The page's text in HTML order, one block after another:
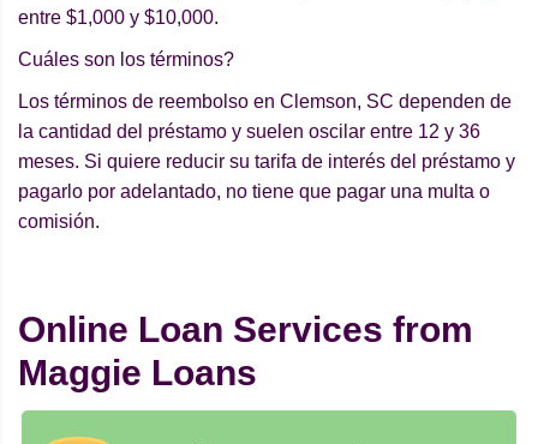
entre $1,000 y $10,000.
Cuáles son los términos?
Los términos de reembolso en Clemson, SC dependen de
la cantidad del préstamo y suelen oscilar entre 12 y 36
meses. Si quiere reducir su tarifa de interés del préstamo y
pagarlo por adelantado, no tiene que pagar una multa o
comisión.
Online Loan Services from
Maggie Loans